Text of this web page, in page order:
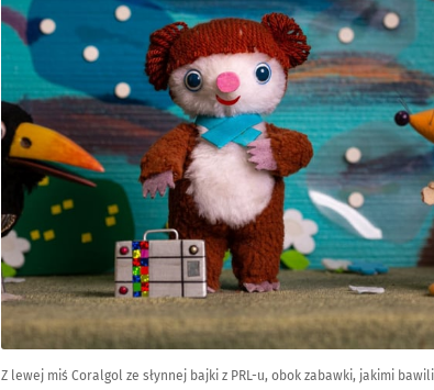
Z lewej miś Coralgol ze słynnej bajki z PRL-u, obok zabawki, jakimi